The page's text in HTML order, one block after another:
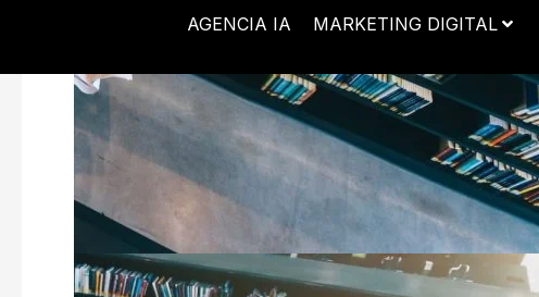
AGENCIA IA MARKETING DIGITAL